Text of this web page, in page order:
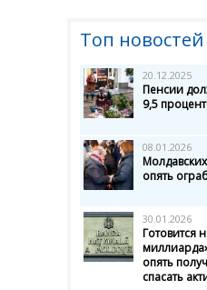
Топ новостей
20.12.2025
Пенсии
9,5
08.01.2026
опять
30.01.2026
Готовится
опять
спасать